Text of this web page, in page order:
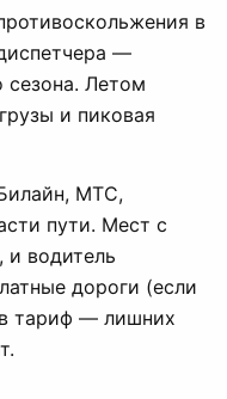
в
—
сезона. Летом
и пиковая
МТС,
пути. Мест с
и водитель
дороги (если
тариф — лишних